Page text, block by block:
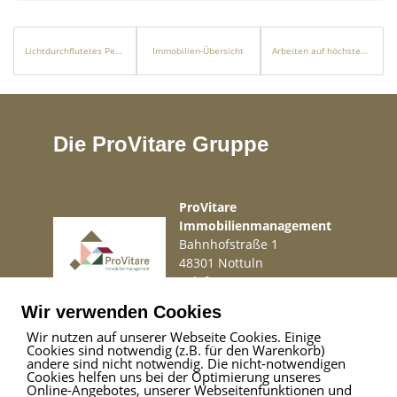
künstlicher Intelligenz (KI) erstellt worden sein.
Lichtdurchflutetes Penthouse mit beeindruckendem Meerblick in Puerto Andratx Immobilien-Übersicht Arbeiten auf höchstem Niveau
Die ProVitare Gruppe
ProVitare
Immobilienmanagement
Bahnhofstraße 1
48301 Nottuln
Telefon02509 99 49 871
Impressum|Haftungsausschluss|Datenschutz
Wir verwenden Cookies
Wir nutzen auf unserer Webseite Cookies. Einige
Cookies sind notwendig (z.B. für den Warenkorb)
andere sind nicht notwendig. Die nicht-notwendigen
Cookies helfen uns bei der Optimierung unseres
Online-Angebotes, unserer Webseitenfunktionen und